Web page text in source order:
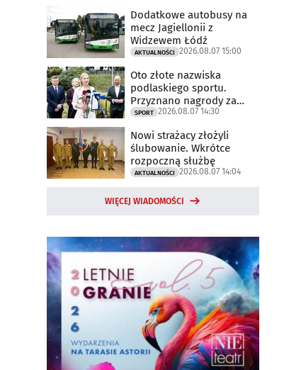
Dodatkowe autobusy na
mecz Jagiellonii z
Widzewem Łódź
AKTUALNOŚCI 2026.08.07 15:00
Oto złote nazwiska
podlaskiego sportu.
Przyznano nagrody za
2025 rok
SPORT 2026.08.07 14:30
Nowi strażacy złożyli
ślubowanie. Wkrótce
rozpoczną służbę
AKTUALNOŚCI 2026.08.07 14:04
WIĘCEJ WIADOMOŚCI